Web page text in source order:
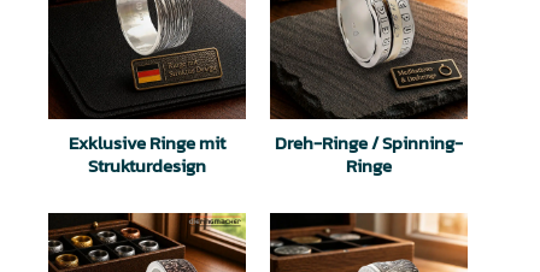
Exklusive Ringe mit
Strukturdesign
Dreh-Ringe / Spinning-
Ringe